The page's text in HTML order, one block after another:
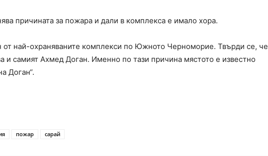
причината за пожара и дали в комплекса е имало хора.
от най-охраняваните комплекси по Южното Черноморие. Твърди се, че
и самият Ахмед Доган. Именно по тази причина мястото е известно
Доган“.
пожар сарай